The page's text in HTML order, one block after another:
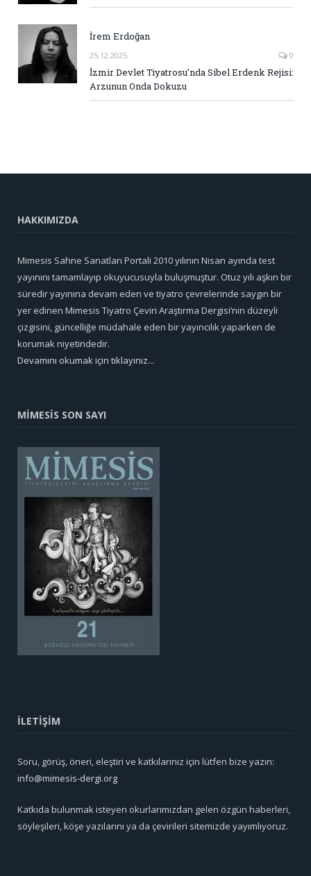
İrem Erdoğan
25.12.2025 0
İzmir Devlet Tiyatrosu’nda Sibel Erdenk Rejisi:
Arzunun Onda Dokuzu
HAKKIMIZDA
Mimesis Sahne Sanatları Portali 2010 yılının Nisan ayında test
yayınını tamamlayıp okuyucusuyla buluşmuştur. Otuz yılı aşkın bir
süredir yayınına devam eden ve tiyatro çevrelerinde saygın bir
yer edinen Mimesis Tiyatro Çeviri Araştırma Dergisi’nin düzeyli
çizgisini, güncelliğe müdahale eden bir yayıncılık yaparken de
korumak niyetindedir.
Devamını okumak için tıklayınız...
MİMESİS SON SAYI
İLETİŞİM
Soru, görüş, öneri, eleştiri ve katkılarınız için lütfen bize yazın:
info@mimesis-dergi.org
Katkıda bulunmak isteyen okurlarımızdan gelen özgün haberleri,
söyleşileri, köşe yazılarını ya da çevirileri sitemizde yayımlıyoruz.